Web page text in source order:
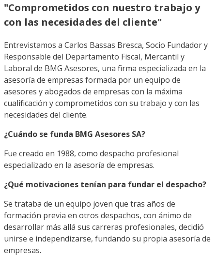
"Comprometidos con nuestro trabajo y
con las necesidades del cliente"
Entrevistamos a Carlos Bassas Bresca, Socio Fundador y
Responsable del Departamento Fiscal, Mercantil y
Laboral de BMG Asesores, una firma especializada en la
asesoría de empresas formada por un equipo de
asesores y abogados de empresas con la máxima
cualificación y comprometidos con su trabajo y con las
necesidades del cliente.
¿Cuándo se funda BMG Asesores SA?
Fue creado en 1988, como despacho profesional
especializado en la asesoría de empresas.
¿Qué motivaciones tenían para fundar el despacho?
Se trataba de un equipo joven que tras años de
formación previa en otros despachos, con ánimo de
desarrollar más allá sus carreras profesionales, decidió
unirse e independizarse, fundando su propia asesoría de
empresas.